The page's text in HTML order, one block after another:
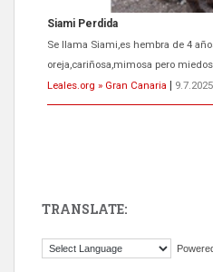
ADOPCIÓN URGENTE GATA
El ayuntamiento se va a llevar a
próximos días, ella incluida...
Leales.org » Gran Canaria | 9.7.2025
Este gato macho ha aparecido en
TRANSLATE: